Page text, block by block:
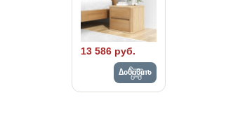
13 586 руб.
Добавить